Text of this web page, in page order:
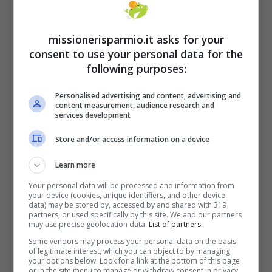
l’Agenzia delle Entrate dichiarando che
“l’importo dello sconto per il bonus vacanze
non può essere, in alcun caso, oggetto di
caso di mancata fruizione del soggiorno”.
missionerisparmio.it asks for your
consent to use your personal data for the
following purposes:
Personalised advertising and content, advertising and
content measurement, audience research and
services development
Store and/or access information on a device
Learn more
Your personal data will be processed and information from
your device (cookies, unique identifiers, and other device
data) may be stored by, accessed by and shared with 319
partners, or used specifically by this site. We and our partners
may use precise geolocation data. List of partners.
Some vendors may process your personal data on the basis
of legitimate interest, which you can object to by managing
your options below. Look for a link at the bottom of this page